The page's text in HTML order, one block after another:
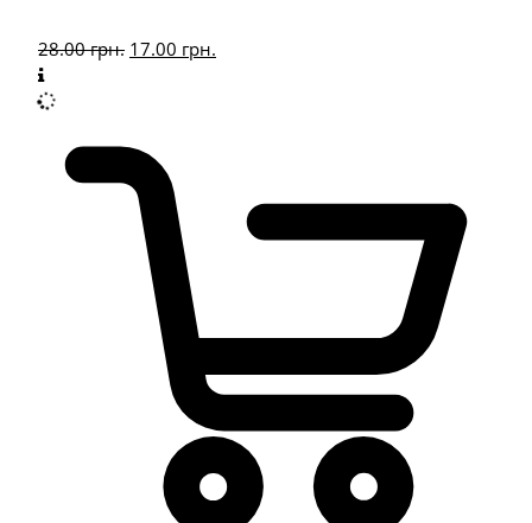
28.00грн. 17.00 грн.